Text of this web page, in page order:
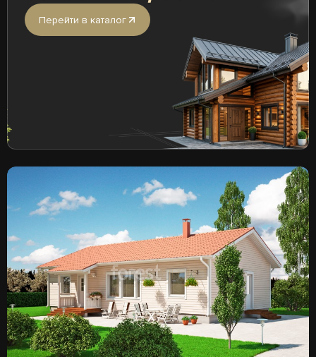
Перейти в каталог